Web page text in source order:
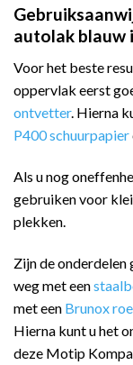
autolak blauw
Voor het beste
oppervlak eerst
ontvetter. Hierna
P400 schuurpapier
Als u nog
gebruiken voor
plekken.
Zijn de onderdelen
weg met een
met een Brunox
Hierna kunt u het
deze Motip